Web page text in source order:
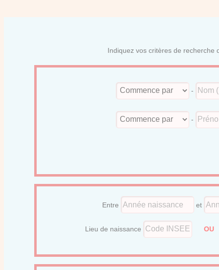
Indiquez vos critères de recherche
-
-
Entre et
Lieu de naissance